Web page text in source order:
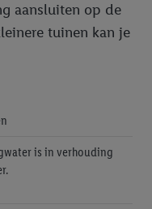
aansluiten op de
tuinen kan je
is in verhouding